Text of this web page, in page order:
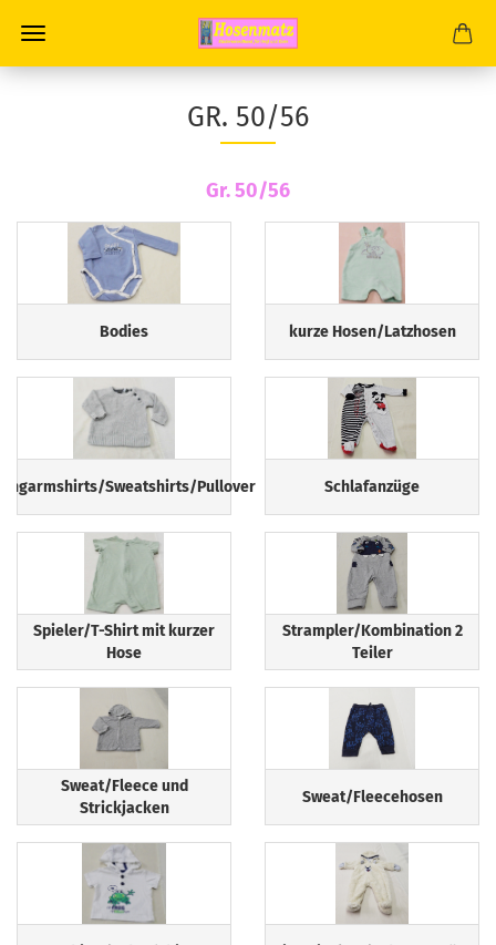
GR. 50/56
Gr. 50/56
Bodies kurze Hosen/Latzhosen
Sweatshirts/Pullover Schlafanzüge
Spieler/T-Shirt mit kurzer
Hose
Strampler/Kombination 2
Teiler
Sweat/Fleece und
Strickjacken
Sweat/Fleecehosen